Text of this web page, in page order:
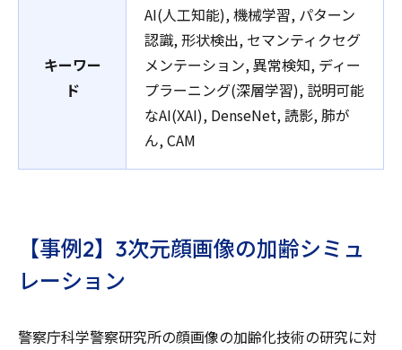
キーワー
ド
AI(人工知能), 機械学習, パターン
認識, 形状検出, セマンティクセグ
メンテーション, 異常検知, ディー
プラーニング(深層学習), 説明可能
なAI(XAI), DenseNet, 読影, 肺が
ん, CAM
【事例2】3次元顔画像の加齢シミュ
レーション
警察庁科学警察研究所の顔画像の加齢化技術の研究に対